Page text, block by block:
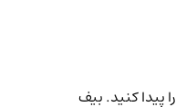
را پیدا کنید. بیف